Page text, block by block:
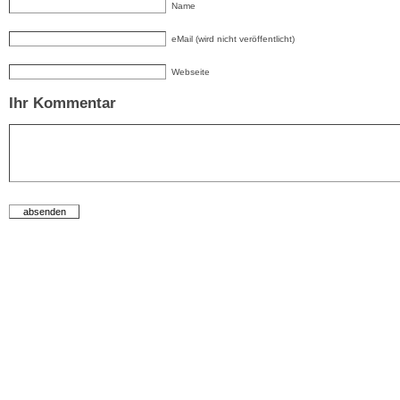
Name
eMail (wird nicht veröffentlicht)
Webseite
Ihr Kommentar